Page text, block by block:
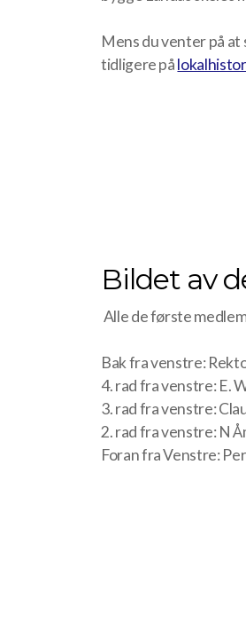
Mens du venter på
tidligere på
Bildet av
Alle de første
Bak fra venstre:
4. rad fra venstre: E.
3. rad fra venstre:
2. rad fra venstre: N
Foran fra Venstre: